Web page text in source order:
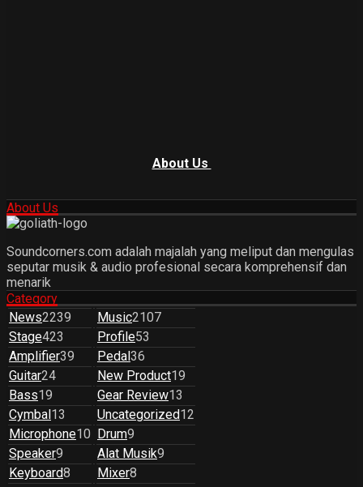
About Us
About Us
Soundcorners.com adalah majalah yang meliput dan mengulas
seputar musik & audio profesional secara komprehensif dan
menarik
Category
News2239 Music2107
Stage423 Profile53
Amplifier39 Pedal 36
Guitar24 New Product19
Bass19 Gear Review13
Cymbal 13 Uncategorized12
Microphone10 Drum9
Speaker9 Alat Musik9
Keyboard8 Mixer8